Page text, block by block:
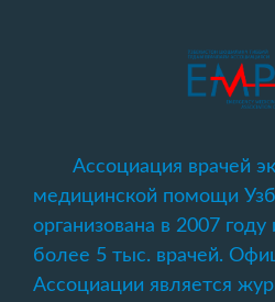
Ассоциация врачей
медицинской помощи
организована в 2007
более 5 тыс. врачей.
Ассоциации является